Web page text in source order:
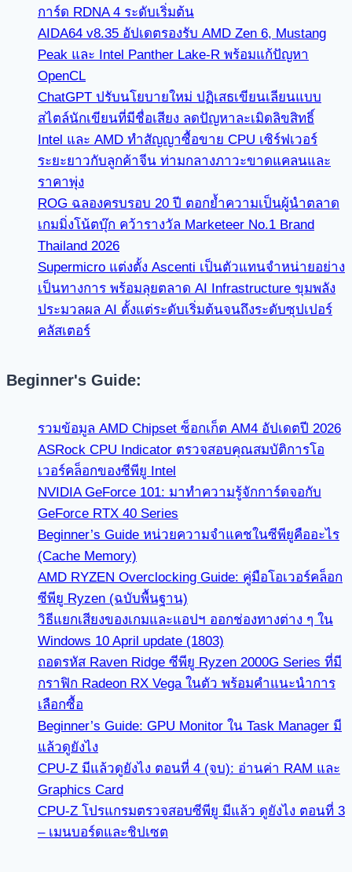
การ์ด RDNA 4 ระดับเริ่มต้น
AIDA64 v8.35 อัปเดตรองรับ AMD Zen 6, Mustang
Peak และ Intel Panther Lake-R พร้อมแก้ปัญหา
OpenCL
ChatGPT ปรับนโยบายใหม่ ปฏิเสธเขียนเลียนแบบ
สไตล์นักเขียนที่มีชื่อเสียง ลดปัญหาละเมิดลิขสิทธิ์
Intel และ AMD ทำสัญญาซื้อขาย CPU เซิร์ฟเวอร์
ระยะยาวกับลูกค้าจีน ท่ามกลางภาวะขาดแคลนและ
ราคาพุ่ง
ROG ฉลองครบรอบ 20 ปี ตอกย้ำความเป็นผู้นำตลาด
เกมมิ่งโน้ตบุ๊ก คว้ารางวัล Marketeer No.1 Brand
Thailand 2026
Supermicro แต่งตั้ง Ascenti เป็นตัวแทนจำหน่ายอย่าง
เป็นทางการ พร้อมลุยตลาด AI Infrastructure ขุมพลัง
ประมวลผล AI ตั้งแต่ระดับเริ่มต้นจนถึงระดับซุปเปอร์
คลัสเตอร์
Beginner's Guide:
รวมข้อมูล AMD Chipset ซ็อกเก็ต AM4 อัปเดตปี 2026
ASRock CPU Indicator ตรวจสอบคุณสมบัติการโอ
เวอร์คล็อกของซีพียู Intel
NVIDIA GeForce 101: มาทำความรู้จักการ์ดจอกับ
GeForce RTX 40 Series
Beginner’s Guide หน่วยความจำแคชในซีพียูคืออะไร
(Cache Memory)
AMD RYZEN Overclocking Guide: คู่มือโอเวอร์คล็อก
ซีพียู Ryzen (ฉบับพื้นฐาน)
วิธีแยกเสียงของเกมและแอปฯ ออกช่องทางต่าง ๆ ใน
Windows 10 April update (1803)
ถอดรหัส Raven Ridge ซีพียู Ryzen 2000G Series ที่มี
กราฟิก Radeon RX Vega ในตัว พร้อมคำแนะนำการ
เลือกซื้อ
Beginner’s Guide: GPU Monitor ใน Task Manager มี
แล้วดูยังไง
CPU-Z มีแล้วดูยังไง ตอนที่ 4 (จบ): อ่านค่า RAM และ
Graphics Card
CPU-Z โปรแกรมตรวจสอบซีพียู มีแล้ว ดูยังไง ตอนที่ 3
– เมนบอร์ดและชิปเซต